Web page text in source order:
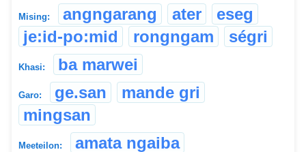
Mising: angngarang ater
eseg
je:id-po:mid
rongngam ségri
Khasi: ba marwei
Garo: ge.san
mande gri
mingsan
Meeteilon:
amata ngaiba